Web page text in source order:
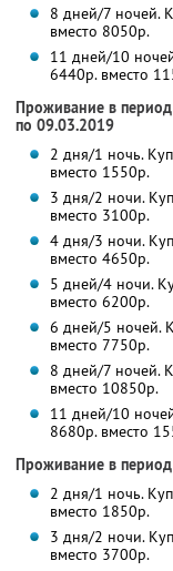
8 дней/7 ночей.
вместо 8050р.
11 дней/10
6440р. вместо
Проживание в
по 09.03.2019
2 дня/1 ночь.
вместо 1550р.
3 дня/2 ночи.
вместо 3100р.
4 дня/3 ночи.
вместо 4650р.
5 дней/4 ночи.
вместо 6200р.
6 дней/5 ночей.
вместо 7750р.
8 дней/7 ночей.
вместо 10850р.
11 дней/10
8680р. вместо
Проживание в
2 дня/1 ночь.
вместо 1850р.
3 дня/2 ночи.
вместо 3700р.